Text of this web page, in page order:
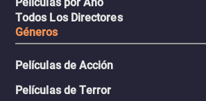
Todos Los Directores
Géneros
Películas de Acción
Películas de Terror